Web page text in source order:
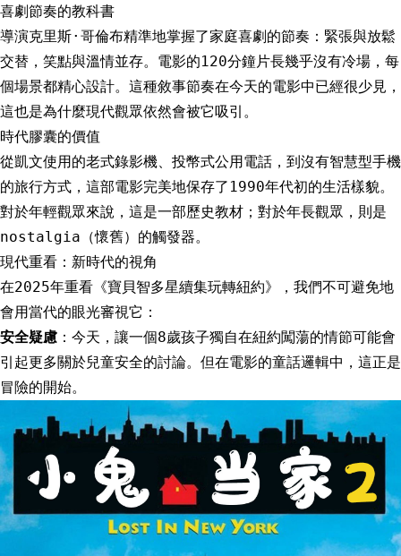
喜劇節奏的教科書
導演克里斯·哥倫布精準地掌握了家庭喜劇的節奏：緊張與放鬆
交替，笑點與溫情並存。電影的120分鐘片長幾乎沒有冷場，每
個場景都精心設計。這種敘事節奏在今天的電影中已經很少見，
這也是為什麼現代觀眾依然會被它吸引。
時代膠囊的價值
從凱文使用的老式錄影機、投幣式公用電話，到沒有智慧型手機
的旅行方式，這部電影完美地保存了1990年代初的生活樣貌。
對於年輕觀眾來說，這是一部歷史教材；對於年長觀眾，則是
nostalgia（懷舊）的觸發器。
現代重看：新時代的視角
在2025年重看《寶貝智多星續集玩轉紐約》，我們不可避免地
會用當代的眼光審視它：
安全疑慮 ：今天，讓一個8歲孩子獨自在紐約闖蕩的情節可能會
引起更多關於兒童安全的討論。但在電影的童話邏輯中，這正是
冒險的開始。